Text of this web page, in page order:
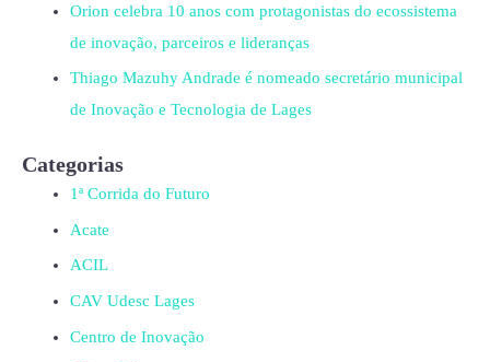
Orion celebra 10 anos com protagonistas do ecossistema
de inovação, parceiros e lideranças
Thiago Mazuhy Andrade é nomeado secretário municipal
de Inovação e Tecnologia de Lages
Categorias
1ª Corrida do Futuro
Acate
ACIL
CAV Udesc Lages
Centro de Inovação